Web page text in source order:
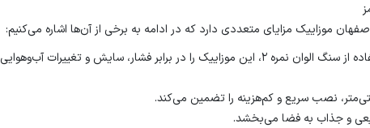
موزاییک مزایای متعددی دارد که در ادامه به برخی از آن‌ها اشاره می‌کنیم:
دوام بالا: ضخامت 25 میلی‌متری و استفاده از سنگ الوان نمره 2، این موزاییک را در برابر فشار، سایش و تغییرات آب‌وهوایی
و جذاب به فضا می‌بخشد.